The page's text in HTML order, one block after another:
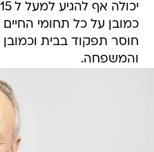
כמובן על כל תחומי החיים
חוסר תפקוד בבית
והמשפחה.